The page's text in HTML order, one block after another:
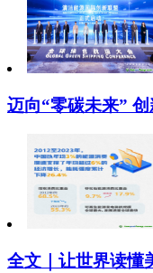
迈向“零碳未来”
全文｜让世界读懂